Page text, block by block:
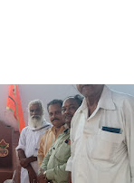
ବିଭାଗୀୟ ତଦନ୍ତ